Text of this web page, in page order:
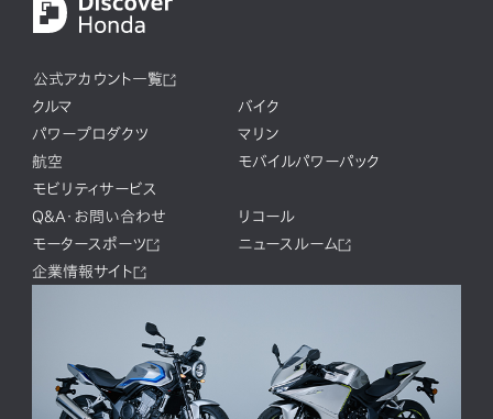
公式アカウント一覧
クルマ
バイク
パワープロダクツ
マリン
航空
モバイルパワーパック
モビリティサービス
Q&A・お問い合わせ
リコール
モータースポーツ
ニュースルーム
企業情報サイト